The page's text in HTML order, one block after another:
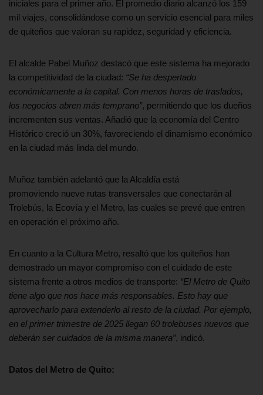
iniciales para el primer año. El promedio diario alcanzó los 159
mil viajes, consolidándose como un servicio esencial para miles
de quiteños que valoran su rapidez, seguridad y eficiencia.
El alcalde Pabel Muñoz destacó que este sistema ha mejorado
la competitividad de la ciudad: “Se ha despertado
económicamente a la capital. Con menos horas de traslados,
los negocios abren más temprano”, permitiendo que los dueños
incrementen sus ventas. Añadió que la economía del Centro
Histórico creció un 30%, favoreciendo el dinamismo económico
en la ciudad más linda del mundo.
Muñoz también adelantó que la Alcaldía está
promoviendo nueve rutas transversales que conectarán al
Trolebús, la Ecovía y el Metro, las cuales se prevé que entren
en operación el próximo año.
En cuanto a la Cultura Metro, resaltó que los quiteños han
demostrado un mayor compromiso con el cuidado de este
sistema frente a otros medios de transporte: “El Metro de Quito
tiene algo que nos hace más responsables. Esto hay que
aprovecharlo para extenderlo al resto de la ciudad. Por ejemplo,
en el primer trimestre de 2025 llegan 60 trolebuses nuevos que
deberán ser cuidados de la misma manera”, indicó.
Datos del Metro de Quito: